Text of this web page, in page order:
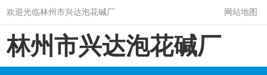
欢迎光临林州市兴达泡花碱厂 网站地图
林州市兴达泡花碱厂